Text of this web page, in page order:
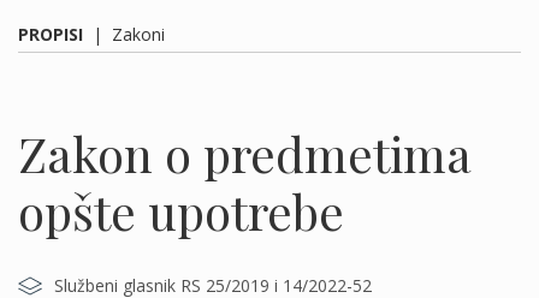
PROPISI | Zakoni
Zakon o predmetima
opšte upotrebe
Službeni glasnik RS 25/2019 i 14/2022-52